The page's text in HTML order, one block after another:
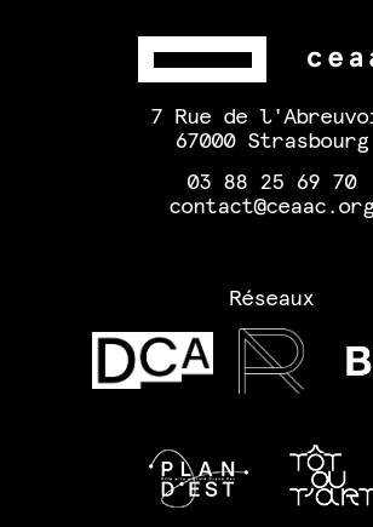
7 Rue de
67000 Strasbourg
03 88 25 69 70
contact@ceaac.org
Réseaux